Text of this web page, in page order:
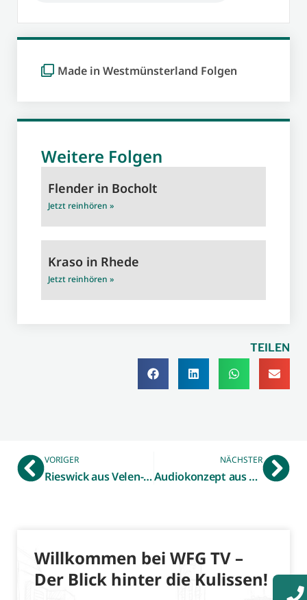
Made in Westmünsterland Folgen
Weitere Folgen
Flender in Bocholt
Jetzt reinhören »
Kraso in Rhede
Jetzt reinhören »
TEILEN
VORIGER
Rieswick aus Velen-Ramsdorf
NÄCHSTER
Audiokonzept aus Ahaus
Willkommen bei WFG TV –
Der Blick hinter die Kulissen!